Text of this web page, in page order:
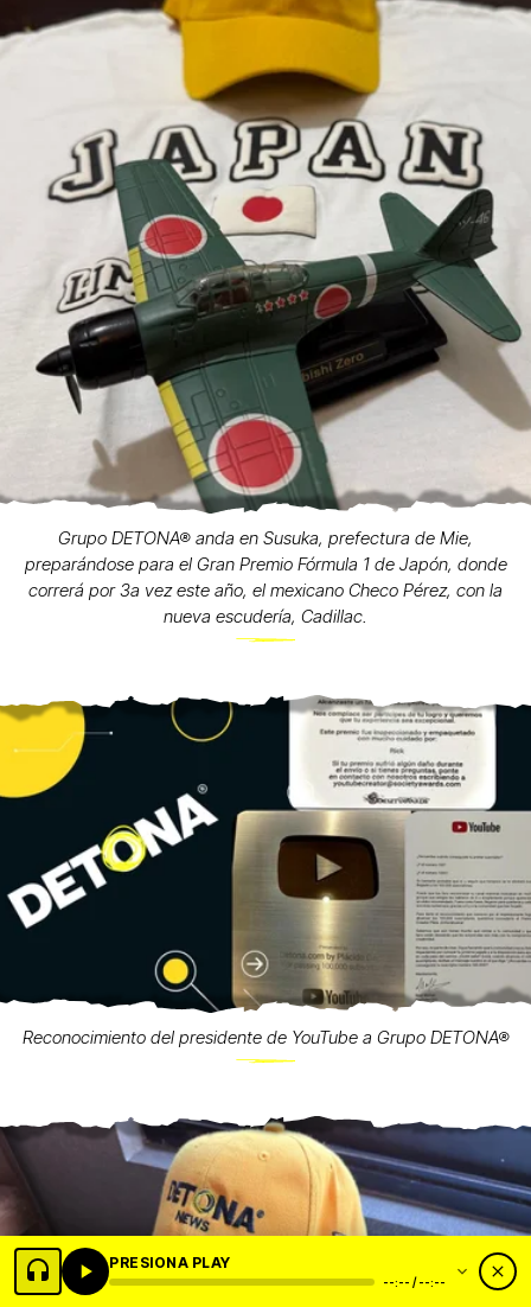
Grupo DETONA® anda en Susuka, prefectura de Mie,
preparándose para el Gran Premio Fórmula 1 de Japón, donde
correrá por 3a vez este año, el mexicano Checo Pérez, con la
nueva escudería, Cadillac.
Reconocimiento del presidente de YouTube a Grupo DETONA®
PRESIONA PLAY
--:-- / --:--